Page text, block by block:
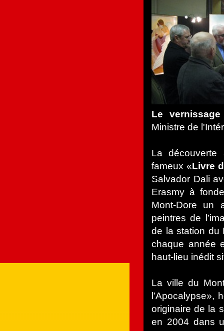
Le
Ministre de
La
fameux «Livre
Salvador Dali
Erasmy à
Mont-Dore un
peintres de
de la station du
chaque année
haut-lieu inédit
La ville du
l’Apocalypse»,
originaire de la
en 2004 dans